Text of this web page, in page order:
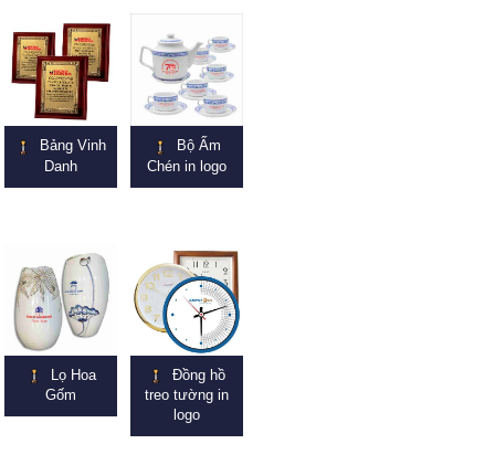
Bảng Vinh
Danh
Bộ Ấm
Chén in logo
Lọ Hoa
Gốm
Đồng hồ
treo tường in
logo